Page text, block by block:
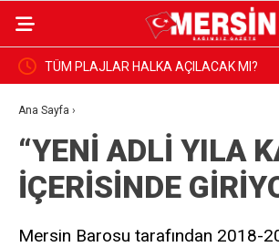
10,57 TÜM PLAJLAR HALKA AÇILACAK MI?
Ana Sayfa ›
“YENİ ADLİ YILA
İÇERİSİNDE
Mersin Barosu tarafından 2018-